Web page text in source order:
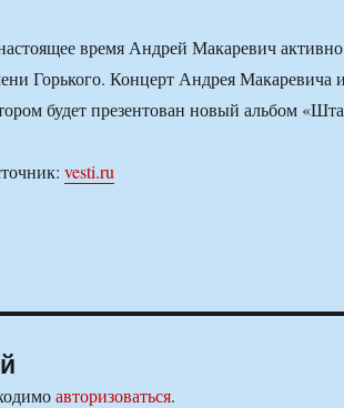
время Андрей Макаревич
Горького. Концерт Андрея Макаревича
будет презентован новый альбом
vesti.ru
авторизоваться.